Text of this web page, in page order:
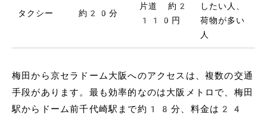
タクシー 約20分
片道 約2
110円
したい人、
荷物が多い
人
梅田から京セラドーム大阪へのアクセスは、複数の交通
手段があります。最も効率的なのは大阪メトロで、梅田
駅からドーム前千代崎駅まで約18分、料金は24